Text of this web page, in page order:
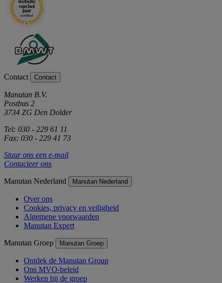
Contact Contact
Manutan B.V.
Postbus 2
3734 ZG Den Dolder
Tel: 030 - 229 61 11
Fax: 030 - 229 41 73
Stuur ons een e-mail
Contacteer ons
Manutan Nederland Manutan Nederland
Over ons
Cookies, privacy en veiligheid
Algemene voorwaarden
Manutan Expert
Manutan Groep Manutan Groep
Ontdek de Manutan Group
Ons MVO-beleid
Werken bij de groep